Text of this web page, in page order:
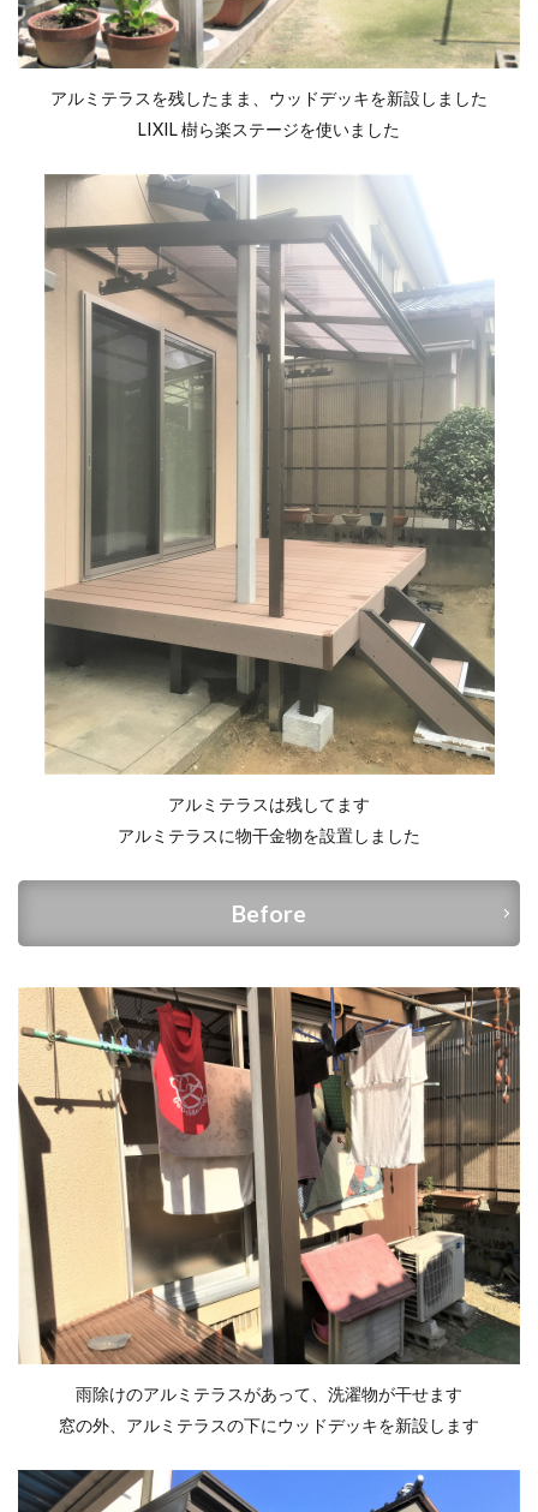
アルミテラスを残したまま、ウッドデッキを新設しました
LIXIL 樹ら楽ステージを使いました
アルミテラスは残してます
アルミテラスに物干金物を設置しました
Before
雨除けのアルミテラスがあって、洗濯物が干せます
窓の外、アルミテラスの下にウッドデッキを新設します